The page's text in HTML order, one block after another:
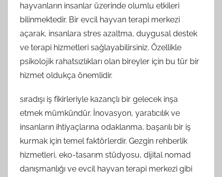
hayvanların insanlar üzerinde olumlu etkileri
bilinmektedir. Bir evcil hayvan terapi merkezi
açarak, insanlara stres azaltma, duygusal destek
ve terapi hizmetleri sağlayabilirsiniz. Özellikle
psikolojik rahatsızlıkları olan bireyler için bu tür bir
hizmet oldukça önemlidir.
sıradışı iş fikirleriyle kazançlı bir gelecek inşa
etmek mümkündür. İnovasyon, yaratıcılık ve
insanların ihtiyaçlarına odaklanma, başarılı bir iş
kurmak için temel faktörlerdir. Gezgin rehberlik
hizmetleri, eko-tasarım stüdyosu, dijital nomad
danışmanlığı ve evcil hayvan terapi merkezi gibi